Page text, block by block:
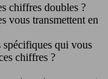
chiffres doubles ?
vous transmettent en
spécifiques qui vous
chiffres ?